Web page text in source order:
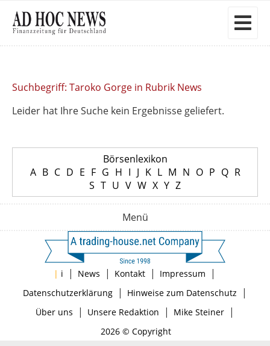
Suchbegriff: Taroko Gorge in Rubrik News
Leider hat Ihre Suche kein Ergebnisse geliefert.
Börsenlexikon
A B C D E F G H I J K L M N O P Q R
S T U V W X Y Z
Menü
| i | News | Kontakt | Impressum |
Datenschutzerklärung| Hinweise zum Datenschutz |
Über uns | Unsere Redaktion | Mike Steiner|
2026 © Copyright